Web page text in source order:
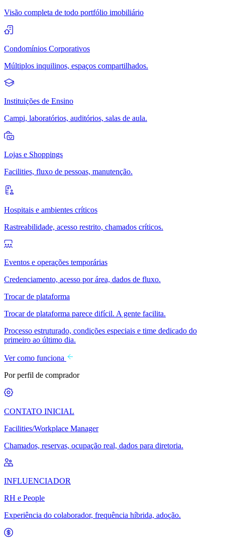
Visão completa de todo portfólio imobiliário
Condomínios Corporativos
Múltiplos inquilinos, espaços compartilhados.
Instituições de Ensino
Campi, laboratórios, auditórios, salas de aula.
Lojas e Shoppings
Facilities, fluxo de pessoas, manutenção.
Hospitais e ambientes críticos
Rastreabilidade, acesso restrito, chamados críticos.
Eventos e operações temporárias
Credenciamento, acesso por área, dados de fluxo.
Trocar de plataforma
Trocar de plataforma parece difícil. A gente facilita.
Processo estruturado, condições especiais e time dedicado do
primeiro ao último dia.
Ver como funciona
Por perfil de comprador
CONTATO INICIAL
Facilities/Workplace Manager
Chamados, reservas, ocupação real, dados para diretoria.
INFLUENCIADOR
RH e People
Experiência do colaborador, frequência híbrida, adoção.